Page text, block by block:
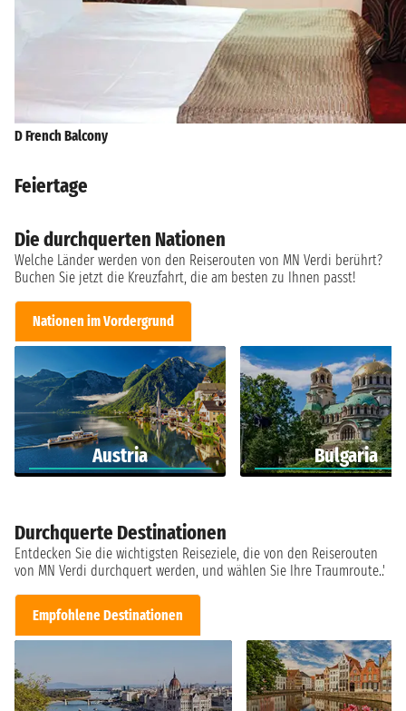
D French Balcony
Feiertage
Die durchquerten Nationen
Welche Länder werden von den Reiserouten von MN Verdi berührt?
Buchen Sie jetzt die Kreuzfahrt, die am besten zu Ihnen passt!
Nationen im Vordergrund
Austria Bulgaria
Durchquerte Destinationen
Entdecken Sie die wichtigsten Reiseziele, die von den Reiserouten
von MN Verdi durchquert werden, und wählen Sie Ihre Traumroute..'
Empfohlene Destinationen